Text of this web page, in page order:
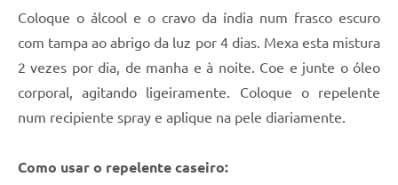
Coloque o álcool e o cravo da índia num frasco escuro
com tampa ao abrigo da luz por 4 dias. Mexa esta mistura
2 vezes por dia, de manha e à noite. Coe e junte o óleo
corporal, agitando ligeiramente. Coloque o repelente
num recipiente spray e aplique na pele diariamente.
Como usar o repelente caseiro: